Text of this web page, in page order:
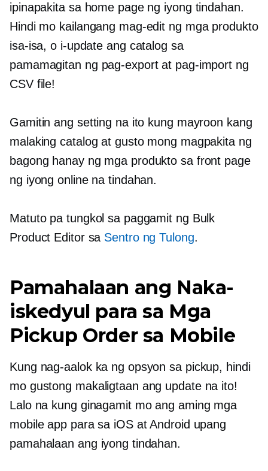
ipinapakita sa home page ng iyong tindahan.
Hindi mo kailangang mag-edit ng mga produkto
isa-isa, o i-update ang catalog sa
pamamagitan ng pag-export at pag-import ng
CSV file!
Gamitin ang setting na ito kung mayroon kang
malaking catalog at gusto mong magpakita ng
bagong hanay ng mga produkto sa front page
ng iyong online na tindahan.
Matuto pa tungkol sa paggamit ng Bulk
Product Editor sa Sentro ng Tulong.
Pamahalaan ang Naka-
iskedyul para sa Mga
Pickup Order sa Mobile
Kung nag-aalok ka ng opsyon sa pickup, hindi
mo gustong makaligtaan ang update na ito!
Lalo na kung ginagamit mo ang aming mga
mobile app para sa iOS at Android upang
pamahalaan ang iyong tindahan.